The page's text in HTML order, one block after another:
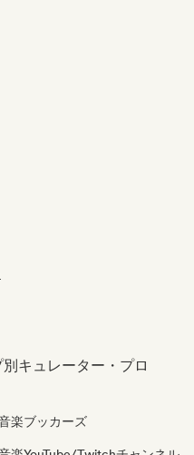
別キュレーター・プロ
楽ブッカーズ